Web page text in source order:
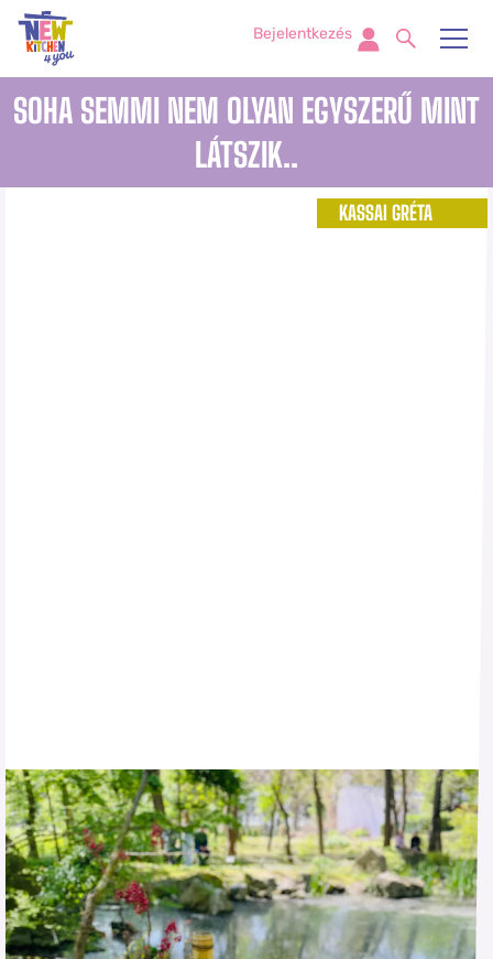
Bejelentkezés
SOHA SEMMI NEM OLYAN EGYSZERŰ MINT
LÁTSZIK..
KASSAI GRÉTA